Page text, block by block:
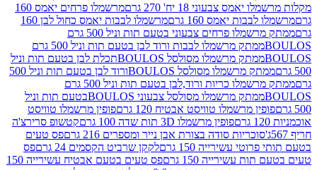
צבעוני 18 יח' 270 גרם
מרשמלו פרחים יאמס 160
יאמס 160 גרם
מרשמלו לבבות יאמס כחול לבן 160
ממתק מרשמלו פרחים צבעוני בטעם תות וניל 500 גרם
ממתק מרשמלו לבבות ורוד לבן בטעם תות וניל 500 גרם
ממתק מרשמלו מסולסל BOULOSתכלת לבן בטעם תות וניל
ממתק מרשמלו מסולסל BOULOSורוד לבן בטעם תות וניל 500
ממתק מרשמלו כריות ורוד,לבן בטעם תות וניל 500 גרם
ממתק מרשמלו מסולסל צבעוני BOULOSבטעם תות וניל
מרשמלו טוויסט אבטיח 120 גרם
פופין מרשמלו טוויסט
פופין מרשמלו 3D תות שדה 100 גרם
קטשופ סרירצ'ה
סוכריות סודה בצורת אבן נייר ומספרים 216 גרם
פס טעים
עשירייה 150 גרם
לקקן שרביט הקסמים 24 גרם
פס
עשירייה 150 גרם
פס טעים בטעם אבטיח עשירייה 150